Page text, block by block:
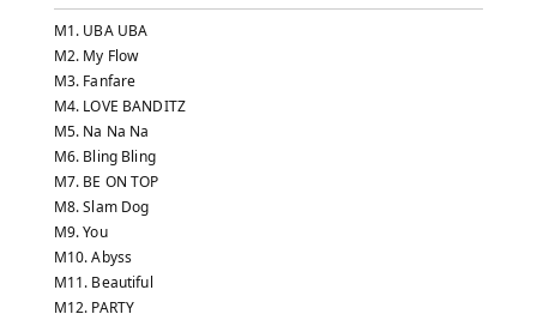
M1. UBA UBA
M2. My Flow
M3. Fanfare
M4. LOVE BANDITZ
M5. Na Na Na
M6. Bling Bling
M7. BE ON TOP
M8. Slam Dog
M9. You
M10. Abyss
M11. Beautiful
M12. PARTY